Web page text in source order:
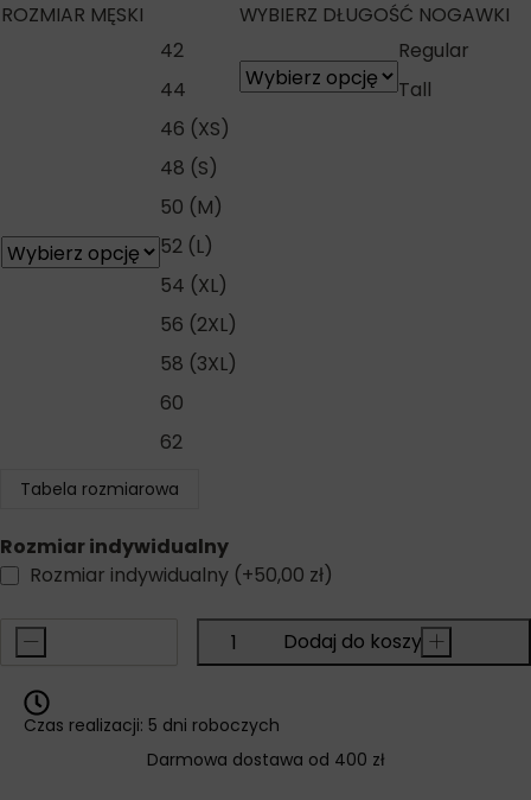
ROZMIAR MĘSKI
42
44
46 (XS)
48 (S)
50 (M)
52 (L)
54 (XL)
56 (2XL)
58 (3XL)
60
62
WYBIERZ DŁUGOŚĆ NOGAWKI
Regular
Tall
Tabela rozmiarowa
Rozmiar indywidualny
Rozmiar indywidualny (+50,00 zł)
- +
Dodaj do koszyka
Czas realizacji: 5 dni roboczych
Darmowa dostawa od 400 zł